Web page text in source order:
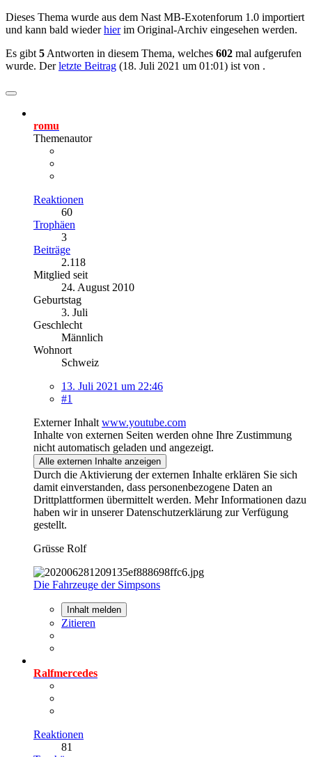
Dieses Thema wurde aus dem Nast MB-Exotenforum 1.0 importiert
und kann bald wiederhierim Original-Archiv eingesehen werden.
Es gibt 5 Antworten in diesem Thema, welches 602 mal aufgerufen
wurde. Derletzte Beitrag (18. Juli 2021 um 01:01) ist von .
romu
Themenautor
Reaktionen
60
Trophäen
3
Beiträge
2.118
Mitglied seit
24. August 2010
Geburtstag
3. Juli
Geschlecht
Männlich
Wohnort
Schweiz
13. Juli 2021 um 22:46
#1
Externer Inhalt www.youtube.com
Inhalte von externen Seiten werden ohne Ihre Zustimmung
nicht automatisch geladen und angezeigt.
Alle externen Inhalte anzeigen
Durch die Aktivierung der externen Inhalte erklären Sie sich
damit einverstanden, dass personenbezogene Daten an
Drittplattformen übermittelt werden. Mehr Informationen dazu
haben wir in unserer Datenschutzerklärung zur Verfügung
gestellt.
Grüsse Rolf
Die Fahrzeuge der Simpsons
Inhalt melden
Zitieren
Ralfmercedes
Reaktionen
81